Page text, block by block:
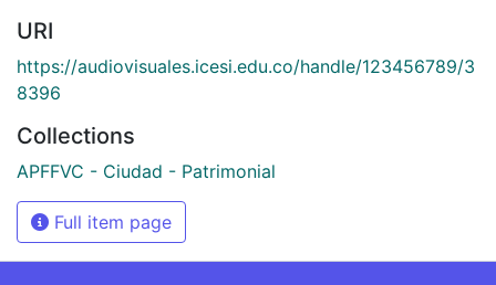
URI
https://audiovisuales.icesi.edu.co/handle/123456789/3
8396
Collections
APFFVC - Ciudad - Patrimonial
Full item page